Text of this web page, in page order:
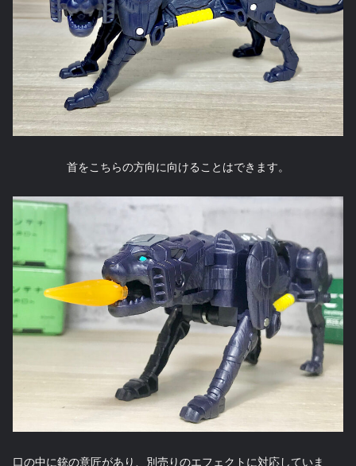
首をこちらの方向に向けることはできます。
口の中に銃の意匠があり、別売りのエフェクトに対応していま